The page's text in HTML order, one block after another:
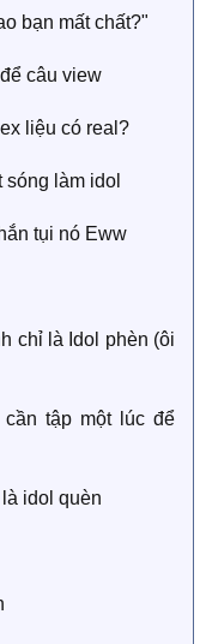
bạn mất chất?"
câu view
liệu có real?
làm idol
tụi nó Eww
chỉ là Idol phèn (ôi
tập một lúc để
idol quèn